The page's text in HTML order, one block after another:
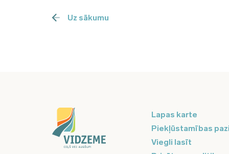
Uz sākumu
Lapas karte
Piekļūstamības
Viegli lasīt